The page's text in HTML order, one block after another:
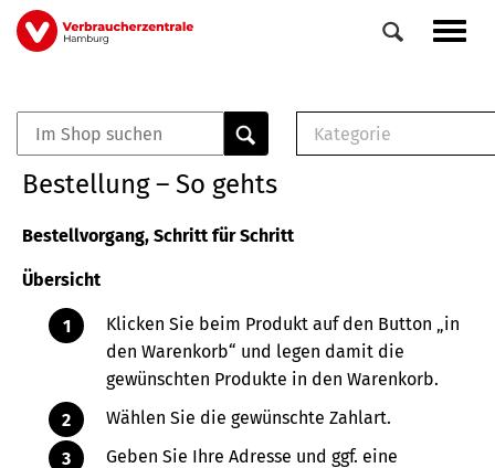
Direkt
zum
Veranstaltungen
0
Elemente
Kategorie
Buch
Bestellung – So gehts
Bestellvorgang, Schritt für Schritt
Übersicht
Klicken Sie beim Produkt auf den Button „in
den Warenkorb“ und legen damit die
gewünschten Produkte in den Warenkorb.
Wählen Sie die gewünschte Zahlart.
Geben Sie Ihre Adresse und ggf. eine